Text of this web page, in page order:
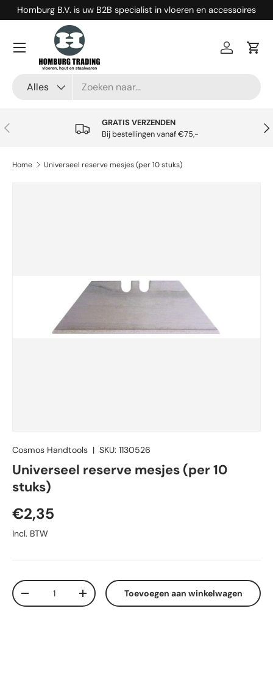
Ga naar inhoud
Homburg B.V. is uw B2B specialist in vloeren en accessoires
Alles
Inloggen
Menu
Vorige
GRATIS VERZENDEN
Bij bestellingen vanaf €75,-
Home Universeel reserve mesjes (per 10 stuks)
Cosmos Handtools | SKU: 1130526
Universeel reserve mesjes (per 10
stuks)
Reguliere prijs
€2,35
Incl. BTW
Aantal
Verlaag de hoeveelheidVerhoog de hoeveelheid
Toevoegen aan winkelwagen